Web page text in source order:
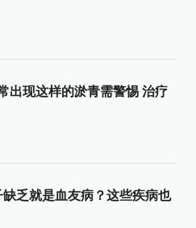
出现这样的淤青需警惕 治疗
缺乏就是血友病？这些疾病也